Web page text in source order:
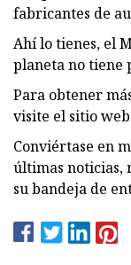
fabricantes de
Ahí lo tienes, el
planeta no tiene
Para obtener
visite el sitio web
Conviértase en
últimas noticias,
su bandeja de